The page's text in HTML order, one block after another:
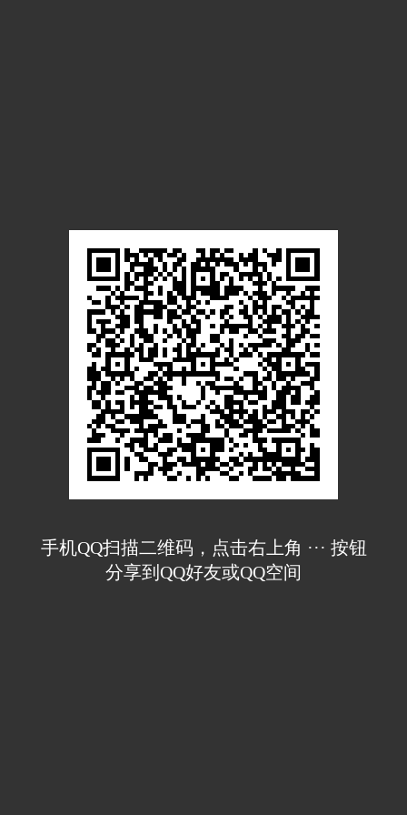
手机QQ扫描二维码，点击右上角 ··· 按钮
分享到QQ好友或QQ空间